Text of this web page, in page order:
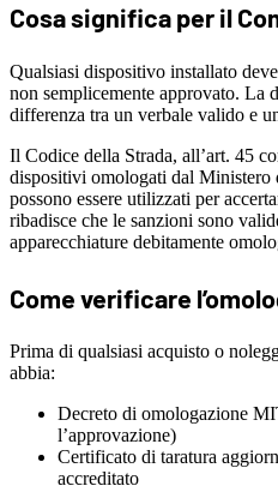
Cosa significa per il
Qualsiasi dispositivo installato deve
non semplicemente approvato. La
differenza tra un verbale valido e
Il Codice della Strada, all’art. 45
dispositivi omologati dal Ministero
possono essere utilizzati per
ribadisce che le sanzioni sono
apparecchiature debitamente
Come verificare
Prima di qualsiasi acquisto o
abbia:
Decreto di omologazione
l’approvazione)
Certificato di taratura
accreditato